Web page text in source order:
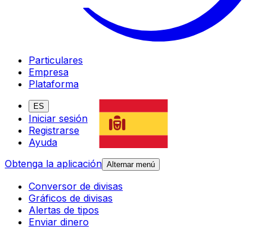
Particulares
Empresa
Plataforma
ES
Iniciar sesión
Registrarse
Ayuda
Obtenga la aplicación Alternar menú
Conversor de divisas
Gráficos de divisas
Alertas de tipos
Enviar dinero